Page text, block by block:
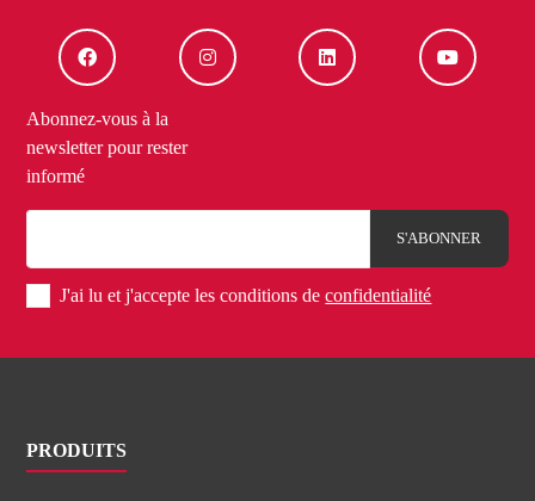
Abonnez-vous à la
newsletter pour rester
informé
J'ai lu et j'accepte les conditions deconfidentialité
PRODUITS